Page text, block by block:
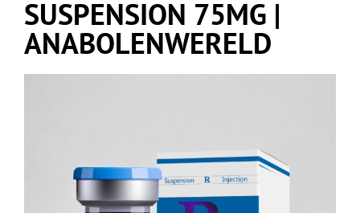
SUSPENSION 75MG |
ANABOLENWERELD